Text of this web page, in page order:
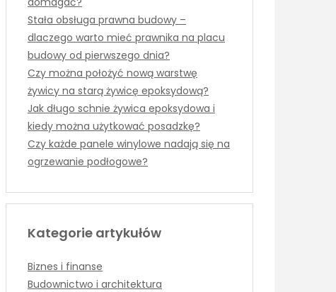
Stała obsługa prawna budowy –
dlaczego warto mieć prawnika na placu
budowy od pierwszego dnia?
Czy można położyć nową warstwę
żywicy na starą żywicę epoksydową?
Jak długo schnie żywica epoksydowa i
kiedy można użytkować posadzkę?
Czy każde panele winylowe nadają się na
ogrzewanie podłogowe?
Kategorie artykułów
Biznes i finanse
Budownictwo i architektura